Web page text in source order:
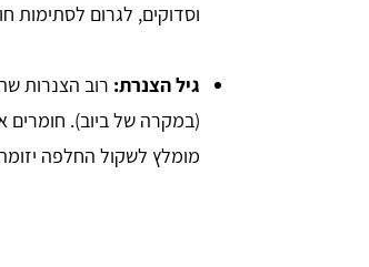
וסדוקים, לגרום לסתימות
גיל הצנרת: רוב הצנרות
מומלץ לשקול החלפה